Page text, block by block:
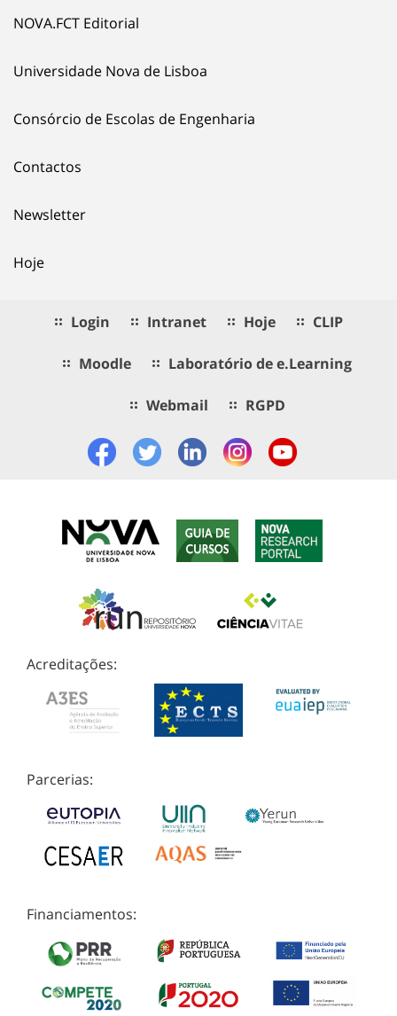
NOVA.FCT Editorial
Universidade Nova de Lisboa
Consórcio de Escolas de Engenharia
Contactos
Newsletter
Hoje
Login Intranet Hoje CLIP
Moodle Laboratório de e.Learning
Webmail RGPD
Acreditações:
Parcerias:
Financiamentos: